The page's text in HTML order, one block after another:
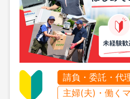
請負・委託・代
主婦(夫)・働く